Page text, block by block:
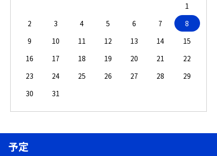
1
2
3 4 5 6 7
8
9
10 11 12 13 14
15
16
17 18 19 20 21
22
23
24 25 26 27 28
29
30
31
予定